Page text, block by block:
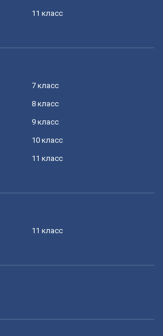
11 класс
7 класс
8 класс
9 класс
10 класс
11 класс
11 класс